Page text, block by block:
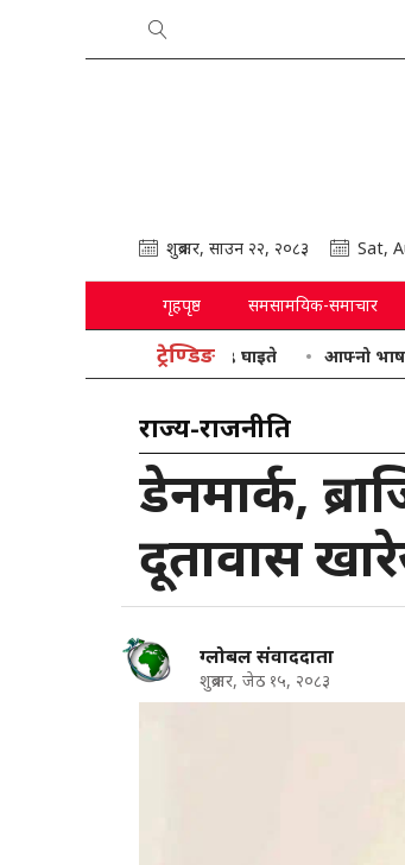
शुक्रबार, साउन २२, २०८३ Sat,
गृहपृष्ठ समसामयिक-समाचार
ट्रेण्डिङ आफ्नो भाषा रुख्खो
राज्य-राजनीति
डेनमार्क,
दूतावास
ग्लोबल संवाददाता
शुक्रबार, जेठ १५, २०८३